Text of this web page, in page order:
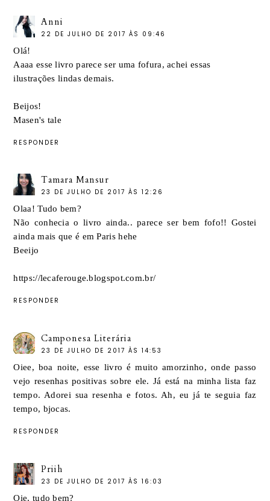
Anni
22 DE JULHO DE 2017 ÀS 09:46
Olá!
Aaaa esse livro parece ser uma fofura, achei essas
ilustrações lindas demais.
Beijos!
Masen's tale
RESPONDER
Tamara Mansur
23 DE JULHO DE 2017 ÀS 12:26
Olaa! Tudo bem?
Não conhecia o livro ainda.. parece ser bem fofo!! Gostei
ainda mais que é em Paris hehe
Beeijo
https://lecaferouge.blogspot.com.br/
RESPONDER
Camponesa Literária
23 DE JULHO DE 2017 ÀS 14:53
Oiee, boa noite, esse livro é muito amorzinho, onde passo
vejo resenhas positivas sobre ele. Já está na minha lista faz
tempo. Adorei sua resenha e fotos. Ah, eu já te seguia faz
tempo, bjocas.
RESPONDER
Priih
23 DE JULHO DE 2017 ÀS 16:03
Oie, tudo bem?